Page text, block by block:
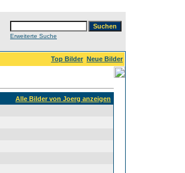
Erweiterte Suche
Top Bilder Neue Bilder
Alle Bilder von Joerg anzeigen